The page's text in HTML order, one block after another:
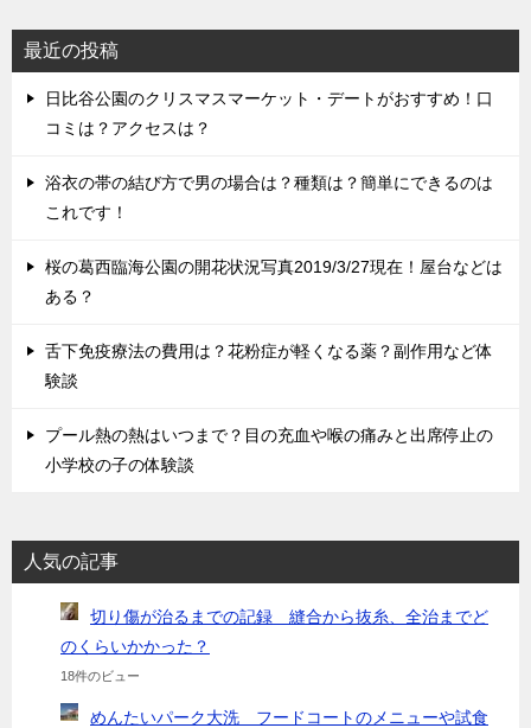
最近の投稿
日比谷公園のクリスマスマーケット・デートがおすすめ！口
コミは？アクセスは？
浴衣の帯の結び方で男の場合は？種類は？簡単にできるのは
これです！
桜の葛西臨海公園の開花状況写真2019/3/27現在！屋台などは
ある？
舌下免疫療法の費用は？花粉症が軽くなる薬？副作用など体
験談
プール熱の熱はいつまで？目の充血や喉の痛みと出席停止の
小学校の子の体験談
人気の記事
切り傷が治るまでの記録 縫合から抜糸、全治までど
のくらいかかった？
18件のビュー
めんたいパーク大洗 フードコートのメニューや試食